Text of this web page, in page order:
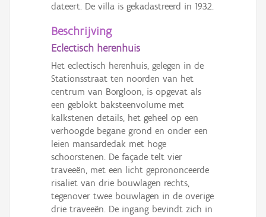
dateert. De villa is gekadastreerd in 1932.
Beschrijving
Eclectisch herenhuis
Het eclectisch herenhuis, gelegen in de
Stationsstraat ten noorden van het
centrum van Borgloon, is opgevat als
een geblokt baksteenvolume met
kalkstenen details, het geheel op een
verhoogde begane grond en onder een
leien mansardedak met hoge
schoorstenen. De façade telt vier
traveeën, met een licht geprononceerde
risaliet van drie bouwlagen rechts,
tegenover twee bouwlagen in de overige
drie traveeën. De ingang bevindt zich in